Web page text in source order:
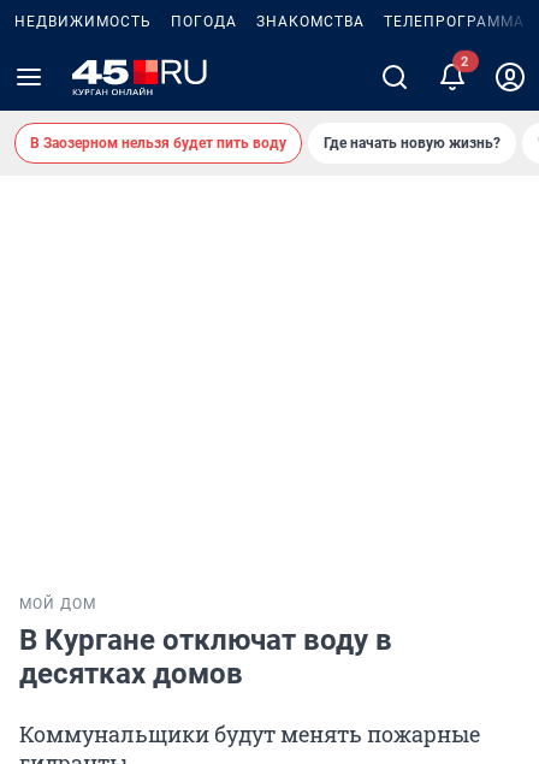
НЕДВИЖИМОСТЬ ПОГОДА ЗНАКОМСТВА ТЕЛЕПРОГРАММА
2
В Заозерном нельзя будет пить воду Где начать новую жизнь?
МОЙ ДОМ
В Кургане отключат воду в
десятках домов
Коммунальщики будут менять пожарные